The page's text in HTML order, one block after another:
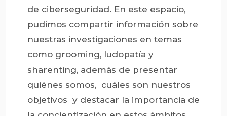
de ciberseguridad. En este espacio,
pudimos compartir información sobre
nuestras investigaciones en temas
como grooming, ludopatía y
sharenting, además de presentar
quiénes somos, cuáles son nuestros
objetivos y destacar la importancia de